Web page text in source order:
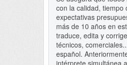
con la calidad, tiempo
expectativas
más de 10 años en
traduce, edita y
técnicos,
español.